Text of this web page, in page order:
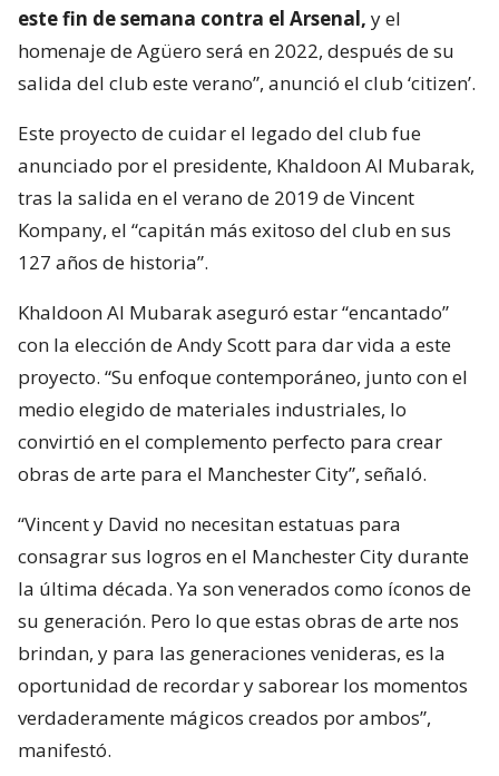
este fin de semana contra el Arsenal, y el
homenaje de Agüero será en 2022, después de su
salida del club este verano”, anunció el club ‘citizen’.
Este proyecto de cuidar el legado del club fue
anunciado por el presidente, Khaldoon Al Mubarak,
tras la salida en el verano de 2019 de Vincent
Kompany, el “capitán más exitoso del club en sus
127 años de historia”.
Khaldoon Al Mubarak aseguró estar “encantado”
con la elección de Andy Scott para dar vida a este
proyecto. “Su enfoque contemporáneo, junto con el
medio elegido de materiales industriales, lo
convirtió en el complemento perfecto para crear
obras de arte para el Manchester City”, señaló.
“Vincent y David no necesitan estatuas para
consagrar sus logros en el Manchester City durante
la última década. Ya son venerados como íconos de
su generación. Pero lo que estas obras de arte nos
brindan, y para las generaciones venideras, es la
oportunidad de recordar y saborear los momentos
verdaderamente mágicos creados por ambos”,
manifestó.